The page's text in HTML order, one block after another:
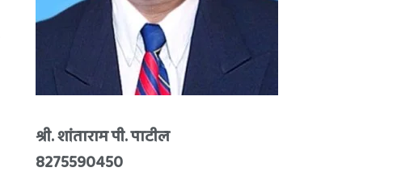
श्री. शांताराम पी. पाटील
8275590450